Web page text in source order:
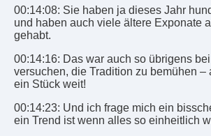
00:14:08: Sie haben ja dieses Jahr
und haben auch viele ältere Exponate
gehabt.
00:14:16: Das war auch so übrigens
versuchen, die Tradition zu bemühen –
ein Stück weit!
00:14:23: Und ich frage mich ein
ein Trend ist wenn alles so einheitlich